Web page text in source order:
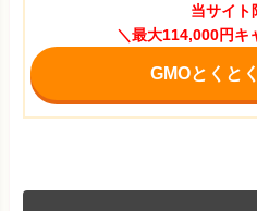
当サイト
＼最大114,000円キ
GMOとくと